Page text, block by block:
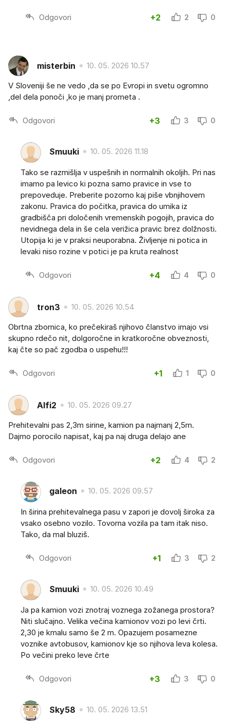
Odgovori +2 2 0
misterbin 10. 05. 2026 10.57
V Sloveniji še ne vedo ,da se po Evropi in svetu ogromno
,del dela ponoči ,ko je manj prometa .
Odgovori +3 3 0
Smuuki 10. 05. 2026 11.18
Tako se razmišlja v uspešnih in normalnih okoljih. Pri nas
imamo pa levico ki pozna samo pravice in vse to
prepoveduje. Preberite pozorno kaj piše vbnjihovem
zakonu. Pravica do počitka, pravica do umika iz
gradbišča pri določenih vremenskih pogojih, pravica do
nevidnega dela in še cela verižica pravic brez dolžnosti.
Utopija ki je v praksi neuporabna. Življenje ni potica in
levaki niso rozine v potici je pa kruta realnost
Odgovori +4 4 0
tron3 10. 05. 2026 10.54
Obrtna zbornica, ko prečekiraš njihovo članstvo imajo vsi
skupno rdečo nit, dolgoročne in kratkoročne obveznosti,
kaj čte so pač zgodba o uspehu!!!
Odgovori +1 1 0
Alfi2 10. 05. 2026 09.27
Prehitevalni pas 2,3m sirine, kamion pa najmanj 2,5m.
Dajmo porocilo napisat, kaj pa naj druga delajo ane
Odgovori +2 4 2
galeon 10. 05. 2026 09.57
In širina prehitevalnega pasu v zapori je dovolj široka za
vsako osebno vozilo. Tovorna vozila pa tam itak niso.
Tako, da mal bluziš.
Odgovori +1 3 2
Smuuki 10. 05. 2026 10.49
Ja pa kamion vozi znotraj voznega zožanega prostora?
Niti slučajno. Velika večina kamionov vozi po levi črti.
2,30 je kmalu samo še 2 m. Opazujem posamezne
voznike avtobusov, kamionov kje so njihova leva kolesa.
Po večini preko leve črte
Odgovori +3 3 0
Sky58 10. 05. 2026 13.51